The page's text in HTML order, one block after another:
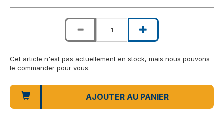
Cet article n'est pas actuellement en stock, mais nous pouvons
le commander pour vous.
AJOUTER AU PANIER